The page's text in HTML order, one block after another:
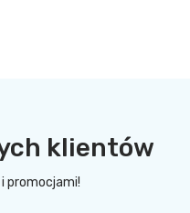
klientów
promocjami!